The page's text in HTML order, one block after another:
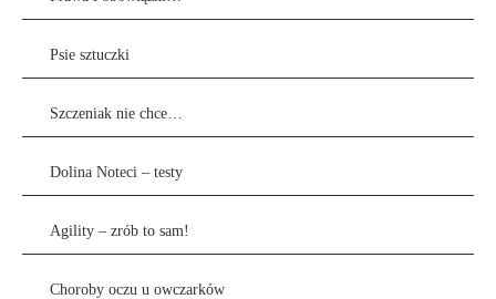
Psie sztuczki
Szczeniak nie chce…
Dolina Noteci – testy
Agility – zrób to sam!
Choroby oczu u owczarków